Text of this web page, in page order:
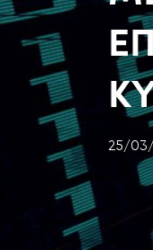
25/